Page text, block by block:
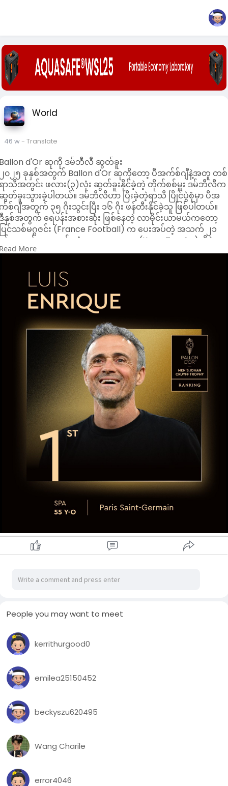
World
46 w- Translate
d'Or ဆုကို ဒမ်ဘီလီ ဆွတ်ခူး
၀၂၅ ခုနှစ်အတွက် Ballon d'Or ဆုကိုတော့ ပီအက်စ်ဂျီနဲ့အတူ တစ်
ာသီအတွင်း ဖလား(၃)လုံး ဆွတ်ခူးနိုင်ခဲ့တဲ့ တိုက်စစ်မှူး ဒမ်ဘီလီက
တ်ခူးသွားခဲ့ပါတယ်။ ဒမ်ဘီလီဟာ ပြီးခဲ့တဲ့ရာသီ ပြိုင်ပွဲစုံမှာ ပီအ
စ်ဂျီအတွက် ၃၅ ဂိုးသွင်းပြီး ၁၆ ဂိုး ဖန်တီးနိုင်ခဲ့သူ ဖြစ်ပါတယ်။
နှစ်အတွက် ရေပန်းအစားဆုံး ဖြစ်နေတဲ့ လာမိုင်းယာမယ်ကတော့
ြင်သစ်မဂ္ဂဇင်း (France Football) က ပေးအပ်တဲ့ အသက် ၂၁
စ်အောက် အကောင်းဆုံးကစားသမားဆု (Kopa Trophy)ကိုပဲ
တ်ခူးသွားခဲ့ပါတယ်။ အသက် ၁၈ နှစ်အရွယ် ဘာစီလိုနာကြယ်ပွင့်
ထမဆုံး ကစားသမားအဖြစ်လည်း မှတ်တမ်းဝင်ခဲ့ပါတယ်။
၀၂၅ ခုနှစ်အတွက် တစ်နှစ်တာအကောင်းဆုံး အမျိုးသမီးဘောလုံး
မားဆု(Ballon d'Or ဆု)ကိုတော့ ဘာစီလိုနာအသင်းရဲ့ စပိန်ကွင်း
ယ်လူ ဘွန်မာတီက ဆွတ်ခူးသွားခဲ့ပါတယ်။
စ်နှစ်တာအကောင်းဆုံး နည်းပြဆု (Johan Cruyff Trophy)ကို
ော့ ပီအက်စ်ဂျီနဲ့အတူ ဖလား(၃)လုံး ဆွတ်ခူးပေးနိုင်ခဲ့တဲ့ နည်းပြ
းဝစ်အန်းနရစ်က ဆွတ်ခူးသွားခဲ့ပါတယ်။
စ်နှစ်တာအကောင်းဆုံး ဂိုးသမားဆု (Yachine Trophy)ကိုတော့
အက်စ်ဂျီနဲ့အတူ ဖလား(၃)လုံး ဆွတ်ခူးနိုင်ခဲ့တဲ့ ဂိုးသမား ဒွန်နာရမ်
ာ (လက်ရှိ မန်စီးတီးတွင် ကစားနေ)က ဆွတ်ခူးသွားခဲ့ပါတယ်။
စ်နှစ်တာအကောင်းဆုံး တိုက်စစ်မှူးဆု (Gerd Muler Trophy)ကို
ော့ စပို့တင်းလစ္စဘွန်းနဲ့အတူ ဥရောပရွှေဖိနပ်ဆု ဆွတ်ခူးနိုင်ခဲ့တဲ့
ခရက်စ်( လက်ရှိ အာဆင်နယ်တွင် ကစားနေ)က ဆွတ်ခူးခဲ့ပါ
စ်နှစ်တာအကောင်းဆုံး အမျိုးသမီးဘောလုံးအသင်းဆုကိုတော့
ျန်ပီယံလိဂ်ချန်ပီယံ အာဆင်နယ်အမျိုးသမီးအသင်းက ဆွတ်ခူး
ားပါတယ်။
More
People you may want to meet
kerrithurgood0
emilea25150452
beckyszu620495
Wang Charile
error4046